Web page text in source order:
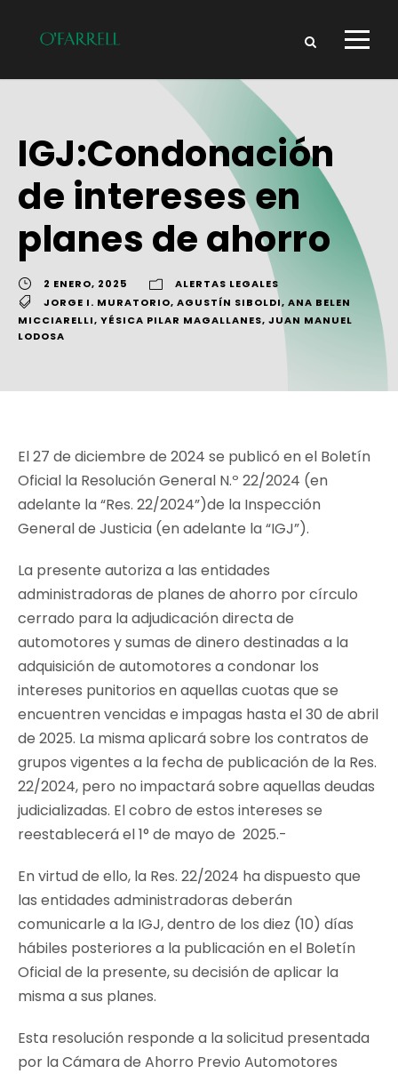
IGJ:Condonación
de intereses en
planes de ahorro
2 ENERO, 2025
ALERTAS LEGALES
JORGE I. MURATORIO, AGUSTÍN SIBOLDI, ANA BELEN
MICCIARELLI, YÉSICA PILAR MAGALLANES, JUAN MANUEL
LODOSA
El 27 de diciembre de 2024 se publicó en el Boletín
Oficial la Resolución General N.º 22/2024 (en
adelante la “Res. 22/2024”)de la Inspección
General de Justicia (en adelante la “IGJ”).
La presente autoriza a las entidades
administradoras de planes de ahorro por círculo
cerrado para la adjudicación directa de
automotores y sumas de dinero destinadas a la
adquisición de automotores a condonar los
intereses punitorios en aquellas cuotas que se
encuentren vencidas e impagas hasta el 30 de abril
de 2025. La misma aplicará sobre los contratos de
grupos vigentes a la fecha de publicación de la Res.
22/2024, pero no impactará sobre aquellas deudas
judicializadas. El cobro de estos intereses se
reestablecerá el 1° de mayo de 2025.-
En virtud de ello, la Res. 22/2024 ha dispuesto que
las entidades administradoras deberán
comunicarle a la IGJ, dentro de los diez (10) días
hábiles posteriores a la publicación en el Boletín
Oficial de la presente, su decisión de aplicar la
misma a sus planes.
Esta resolución responde a la solicitud presentada
por la Cámara de Ahorro Previo Automotores